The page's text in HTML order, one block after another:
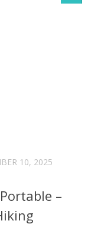
10, 2025
–